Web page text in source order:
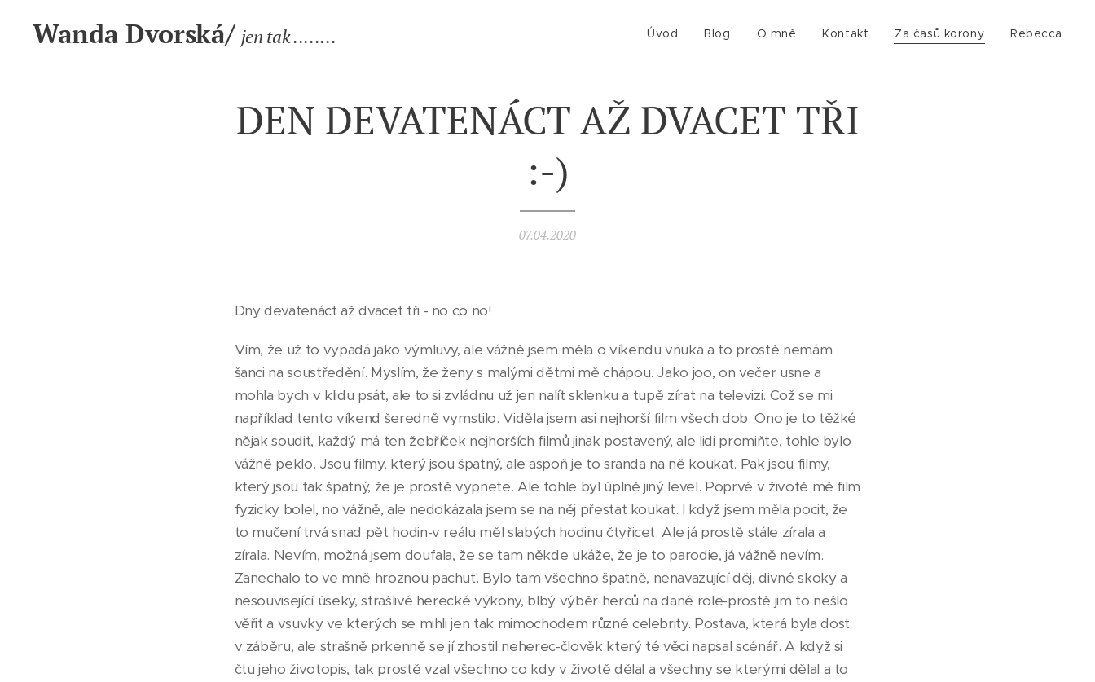
Wanda Dvorská/ jen tak ........ Úvod Blog O mně Kontakt Za časů korony Rebecca
DEN DEVATENÁCT AŽ DVACET TŘI
:-)
07.04.2020
Dny devatenáct až dvacet tři - no co no!
Vím, že už to vypadá jako výmluvy, ale vážně jsem měla o víkendu vnuka a to prostě nemám
šanci na soustředění. Myslím, že ženy s malými dětmi mě chápou. Jako joo, on večer usne a
mohla bych v klidu psát, ale to si zvládnu už jen nalít sklenku a tupě zírat na televizi. Což se mi
například tento víkend šeredně vymstilo. Viděla jsem asi nejhorší film všech dob. Ono je to těžké
nějak soudit, každý má ten žebříček nejhorších filmů jinak postavený, ale lidi promiňte, tohle bylo
vážně peklo. Jsou filmy, který jsou špatný, ale aspoň je to sranda na ně koukat. Pak jsou filmy,
který jsou tak špatný, že je prostě vypnete. Ale tohle byl úplně jiný level. Poprvé v životě mě film
fyzicky bolel, no vážně, ale nedokázala jsem se na něj přestat koukat. I když jsem měla pocit, že
to mučení trvá snad pět hodin-v reálu měl slabých hodinu čtyřicet. Ale já prostě stále zírala a
zírala. Nevím, možná jsem doufala, že se tam někde ukáže, že je to parodie, já vážně nevím.
Zanechalo to ve mně hroznou pachuť. Bylo tam všechno špatně, nenavazující děj, divné skoky a
nesouvisející úseky, strašlivé herecké výkony, blbý výběr herců na dané role-prostě jim to nešlo
věřit a vsuvky ve kterých se mihli jen tak mimochodem různé celebrity. Postava, která byla dost
v záběru, ale strašně prkenně se jí zhostil neherec-člověk který té věci napsal scénář. A když si
čtu jeho životopis, tak prostě vzal všechno co kdy v životě dělal a všechny se kterými dělal a to